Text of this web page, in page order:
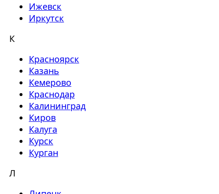
Ижевск
Иркутск
К
Красноярск
Казань
Кемерово
Краснодар
Калининград
Киров
Калуга
Курск
Курган
Л